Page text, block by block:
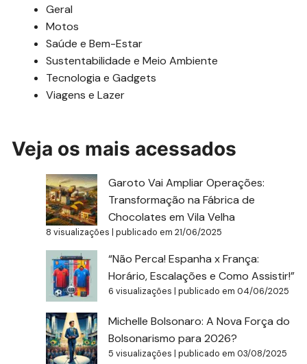
Geral
Motos
Saúde e Bem-Estar
Sustentabilidade e Meio Ambiente
Tecnologia e Gadgets
Viagens e Lazer
Veja os mais acessados
Garoto Vai Ampliar Operações:
Transformação na Fábrica de
Chocolates em Vila Velha
8 visualizações |publicado em 21/06/2025
“Não Perca! Espanha x França:
Horário, Escalações e Como Assistir!”
6 visualizações |publicado em 04/06/2025
Michelle Bolsonaro: A Nova Força do
Bolsonarismo para 2026?
5 visualizações |publicado em 03/08/2025